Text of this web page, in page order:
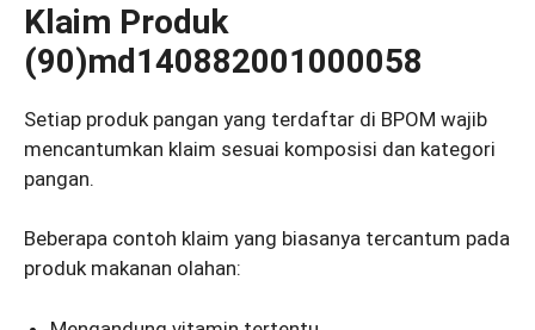
Klaim Produk
(90)md140882001000058
Setiap produk pangan yang terdaftar di BPOM wajib
mencantumkan klaim sesuai komposisi dan kategori
pangan.
Beberapa contoh klaim yang biasanya tercantum pada
produk makanan olahan: